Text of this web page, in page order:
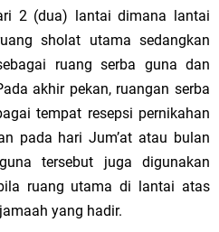
2 (dua) lantai dimana lantai
sholat utama sedangkan
ruang serba guna dan
akhir pekan, ruangan serba
tempat resepsi pernikahan
pada hari Jum’at atau bulan
tersebut juga digunakan
ruang utama di lantai atas
yang hadir.